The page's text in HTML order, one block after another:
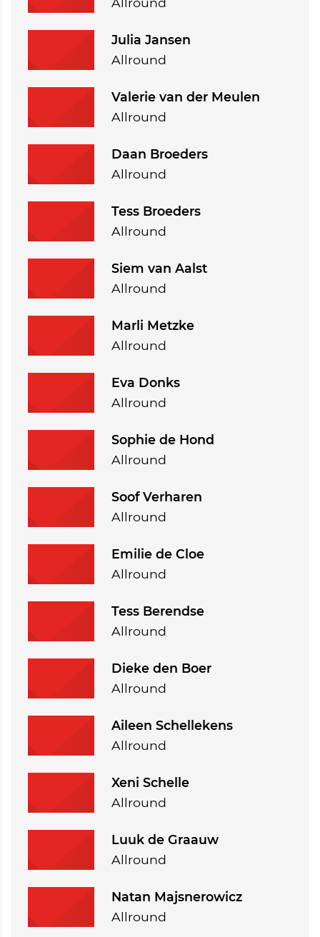
Julia Jansen
Allround
Valerie van der Meulen
Allround
Daan Broeders
Allround
Tess Broeders
Allround
Siem van Aalst
Allround
Marli Metzke
Allround
Eva Donks
Allround
Sophie de Hond
Allround
Soof Verharen
Allround
Emilie de Cloe
Allround
Tess Berendse
Allround
Dieke den Boer
Allround
Aileen Schellekens
Allround
Xeni Schelle
Allround
Luuk de Graauw
Allround
Natan Majsnerowicz
Allround